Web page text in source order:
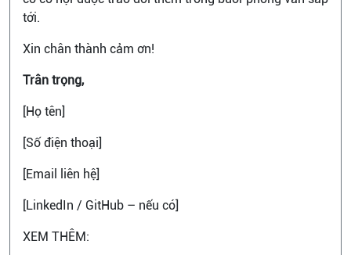
tới.
Xin chân thành cảm ơn!
Trân trọng,
[Họ tên]
[Số điện thoại]
[Email liên hệ]
[LinkedIn / GitHub – nếu có]
XEM THÊM: